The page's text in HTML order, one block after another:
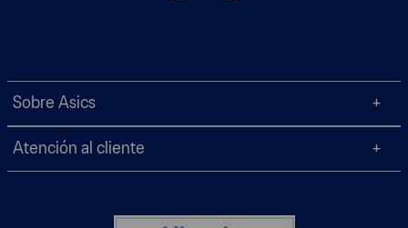
Sobre Asics
Atención al cliente